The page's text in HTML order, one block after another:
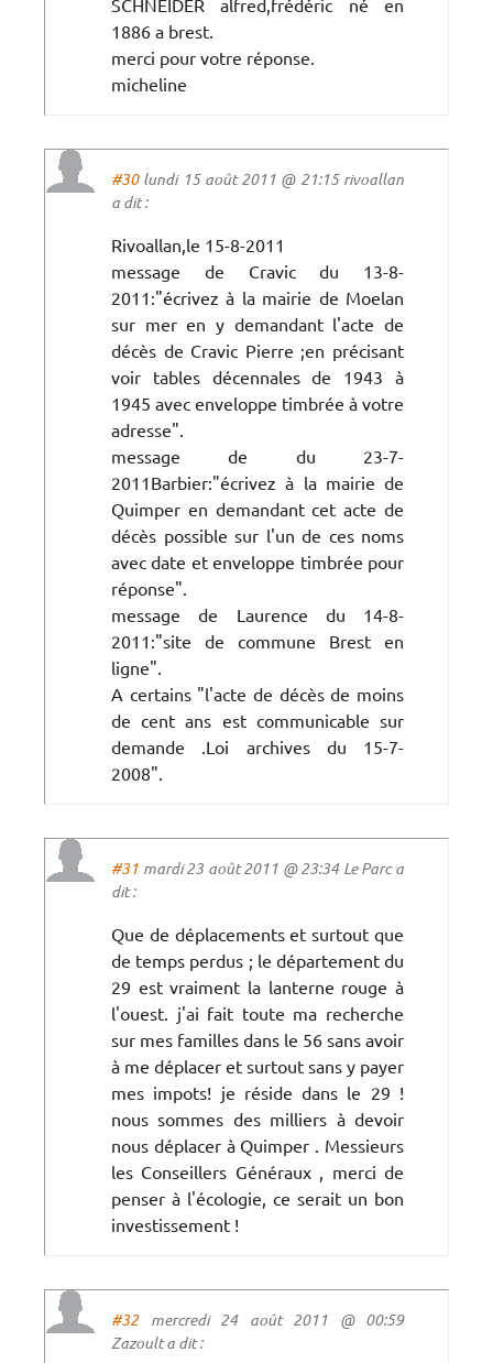
1886 a brest.
merci pour votre réponse.
micheline
#30lundi 15 août 2011 @ 21:15 rivoallan
a dit :
Rivoallan,le 15-8-2011
message de Cravic du 13-8-
2011:"écrivez à la mairie de Moelan
sur mer en y demandant l'acte de
décès de Cravic Pierre ;en précisant
voir tables décennales de 1943 à
1945 avec enveloppe timbrée à votre
adresse".
message de du 23-7-
2011Barbier:"écrivez à la mairie de
Quimper en demandant cet acte de
décès possible sur l'un de ces noms
avec date et enveloppe timbrée pour
réponse".
message de Laurence du 14-8-
2011:"site de commune Brest en
ligne".
A certains "l'acte de décès de moins
de cent ans est communicable sur
demande .Loi archives du 15-7-
2008".
#31 mardi 23 août 2011 @ 23:34 Le Parc a
dit :
Que de déplacements et surtout que
de temps perdus ; le département du
29 est vraiment la lanterne rouge à
l'ouest. j'ai fait toute ma recherche
sur mes familles dans le 56 sans avoir
à me déplacer et surtout sans y payer
mes impots! je réside dans le 29 !
nous sommes des milliers à devoir
nous déplacer à Quimper . Messieurs
les Conseillers Généraux , merci de
penser à l'écologie, ce serait un bon
investissement !
#32mercredi 24 août 2011 @ 00:59
Zazoult a dit :